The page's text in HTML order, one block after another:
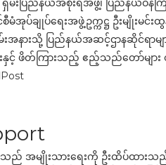
ရှမ်းပြည်နယ်အစိုးရအဖွဲ့၊ ပြည်နယ်ဝန်
အုပ်ချုပ်ရေးအဖွဲ့ဥက္ကဋ္ဌ ဦးမျိုးမ
အနားသို့ ပြည်နယ်အဆင့်ဌာနဆိုင်ရာမျ
ားနှင့် ဖိတ်ကြားသည့် ဧည့်သည်တော်မျ
သည် အမျိုးသားရေးကို ဦးထိပ်ထားသ